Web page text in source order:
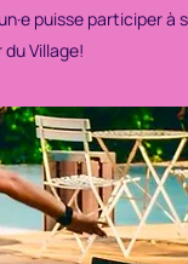
puisse participer à
Village!